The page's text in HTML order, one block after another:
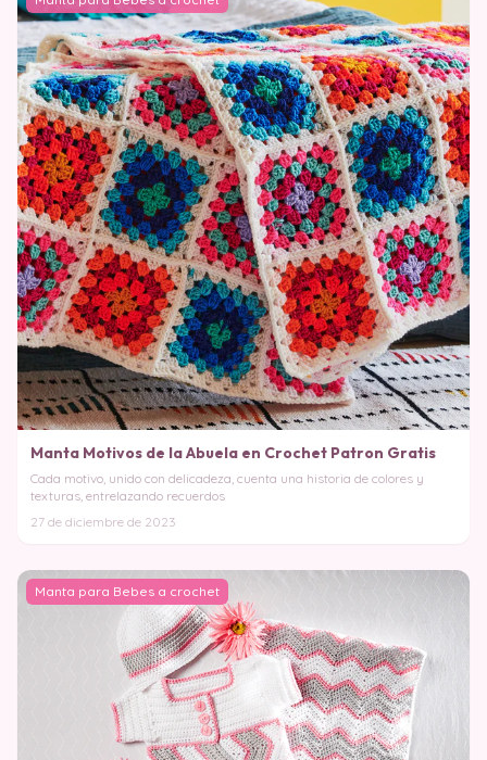
Manta Motivos de la Abuela en Crochet Patron Gratis
Cada motivo, unido con delicadeza, cuenta una historia de colores y
texturas, entrelazando recuerdos
27 de diciembre de 2023
Manta para Bebes a crochet